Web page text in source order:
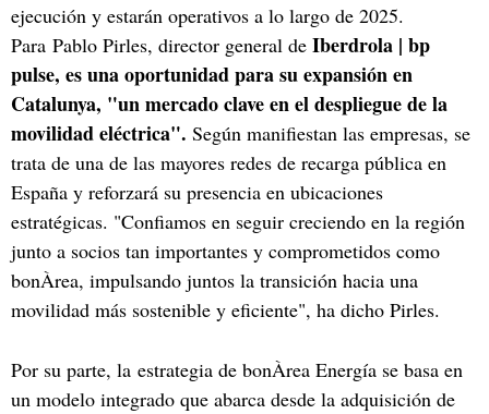
ejecución y estarán operativos a lo largo de 2025.
Para Pablo Pirles, director general de Iberdrola | bp
pulse, es una oportunidad para su expansión en
Catalunya, "un mercado clave en el despliegue de la
movilidad eléctrica". Según manifiestan las empresas, se
trata de una de las mayores redes de recarga pública en
España y reforzará su presencia en ubicaciones
estratégicas. "Confiamos en seguir creciendo en la región
junto a socios tan importantes y comprometidos como
bonÀrea, impulsando juntos la transición hacia una
movilidad más sostenible y eficiente", ha dicho Pirles.
Por su parte, la estrategia de bonÀrea Energía se basa en
un modelo integrado que abarca desde la adquisición de